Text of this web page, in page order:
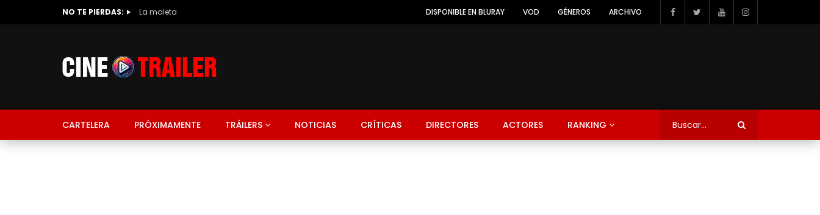
NO TE PIERDAS: La maleta DISPONIBLE EN BLURAY VOD GÉNEROS ARCHIVO
CARTELERA PRÓXIMAMENTE TRÁILERS NOTICIAS CRÍTICAS DIRECTORES ACTORES RANKING